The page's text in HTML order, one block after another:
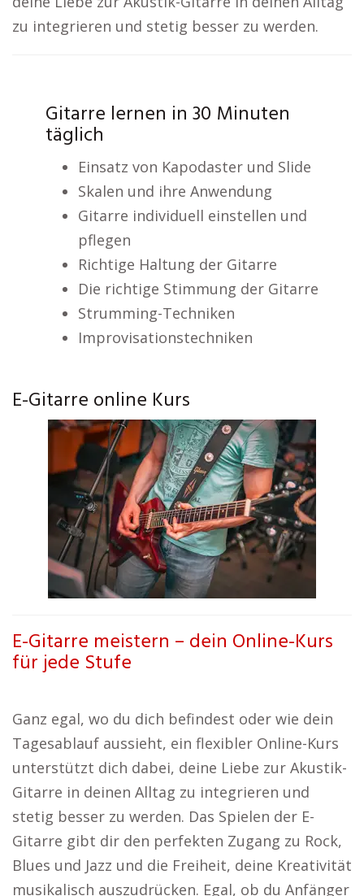
zu integrieren und stetig besser zu werden.
Gitarre lernen in 30 Minuten
täglich
Einsatz von Kapodaster und Slide
Skalen und ihre Anwendung
Gitarre individuell einstellen und
pflegen
Richtige Haltung der Gitarre
Die richtige Stimmung der Gitarre
Strumming-Techniken
Improvisationstechniken
E-Gitarre online Kurs
E-Gitarre meistern – dein Online-Kurs
für jede Stufe
Ganz egal, wo du dich befindest oder wie dein
Tagesablauf aussieht, ein flexibler Online-Kurs
unterstützt dich dabei, deine Liebe zur Akustik-
Gitarre in deinen Alltag zu integrieren und
stetig besser zu werden. Das Spielen der E-
Gitarre gibt dir den perfekten Zugang zu Rock,
Blues und Jazz und die Freiheit, deine Kreativität
musikalisch auszudrücken. Egal, ob du Anfänger